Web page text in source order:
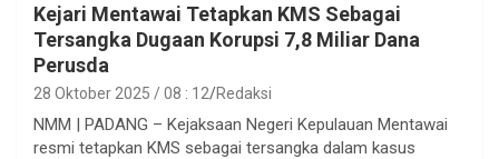
Kejari Mentawai Tetapkan KMS Sebagai
Tersangka Dugaan Korupsi 7,8 Miliar Dana
Perusda
28 Oktober 2025 / 08 : 12 Redaksi
NMM | PADANG – Kejaksaan Negeri Kepulauan Mentawai
resmi tetapkan KMS sebagai tersangka dalam kasus